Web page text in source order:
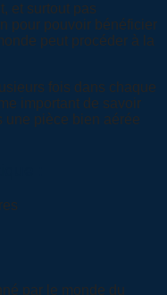
et surtout pas
pour pouvoir bénéficier
peut procéder à la
fois dans chaque
important de savoir
une pièce bien aérée
par le monde du